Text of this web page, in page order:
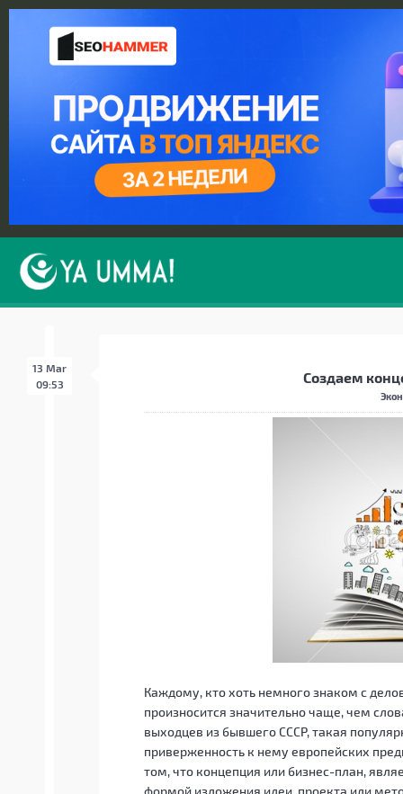
13 Mar
09:53
Создаем
Каждому, кто хоть немного знаком с
произносится значительно чаще, чем
выходцев из бывшего СССР, такая
приверженность к нему европейских
том, что концепция или бизнес-план,
формой изложения идеи, проекта или